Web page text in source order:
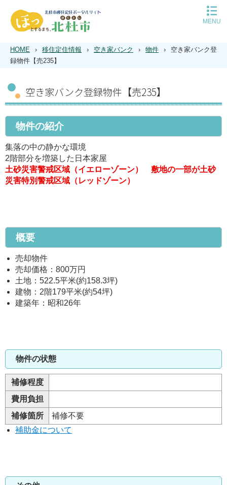
MENU
平日の移住相談予約
休日の移住相談予約
子育て
住まい
空き家バンク
仕事
遊ぶ
インタビュー
Q＆A
HOME › 移住定住情報 › 空き家バンク › 物件 ›
空き家バンク登
録物件【売235】
空き家バンク登録物件【売235】
物件の紹介
集落の中の静かな環境
2階部分を増築した日本家屋
土砂災害警戒区域（イエローゾーン） 敷地の一部が土砂
災害特別警戒区域（レッドゾーン）
概要
売却物件
売却価格：800万円
土地：522.5平米(約158.3坪)
建物：2階179平米(約54坪)
建築年：昭和26年
物件の状態
補修程度
費用負担
補修箇所
補修不要
補助金について